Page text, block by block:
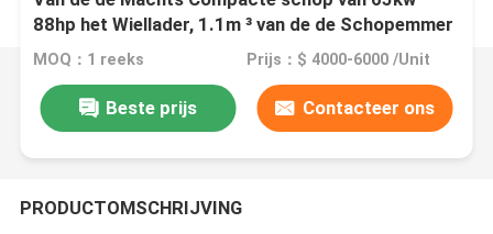
88hp het Wiellader, 1.1m ³ van de de Schopemmer
van de Emmercapaciteit het Wiellader
MOQ：1 reeks Prijs：$ 4000-6000 /Unit
Beste prijs Contacteer ons
PRODUCTOMSCHRIJVING